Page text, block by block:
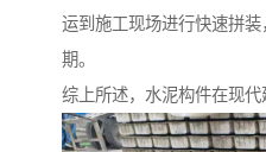
运到施工现场进行快速拼
期。
综上所述，水泥构件在现代